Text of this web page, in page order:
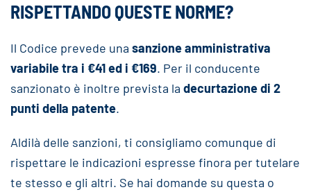
RISPETTANDO QUESTE NORME?
Il Codice prevede una sanzione amministrativa
variabile tra i €41 ed i €169. Per il conducente
sanzionato è inoltre prevista la decurtazione di 2
punti della patente.
Aldilà delle sanzioni, ti consigliamo comunque di
rispettare le indicazioni espresse finora per tutelare
te stesso e gli altri. Se hai domande su questa o